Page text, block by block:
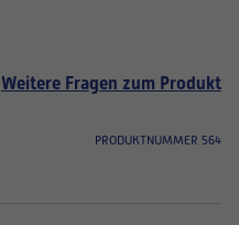
Weitere Fragen zum Produkt
PRODUKTNUMMER 564